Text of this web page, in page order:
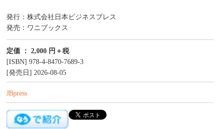
発行：株式会社日本ビジネスプレス
発売：ワニブックス
定価 ： 2,000 円＋税
[ISBN] 978-4-8470-7689-3
[発売日] 2026-08-05
JBpress